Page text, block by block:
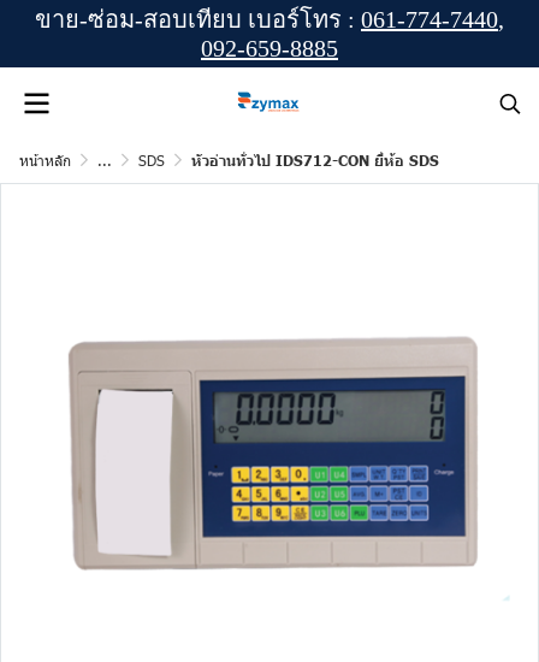
ขาย-ซ่อม-สอบเทียบ เบอร์โทร : 061-774-7440,
092-659-8885
หน้าหลัก ... SDS หัวอ่านทั่วไป IDS712-CON ยี่ห้อ SDS